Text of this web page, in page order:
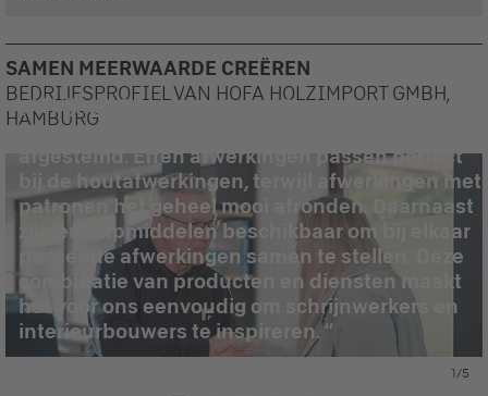
SAMEN MEERWAARDE CREËREN
BEDRIJFSPROFIEL VAN HOFA HOLZIMPORT GMBH,
HAMBURG
Al bijna 25 jaar merken we keer op keer dat de
Pfleiderer-collectie bijzonder goed op elkaar is
afgestemd. Effen afwerkingen passen perfect
bij de houtafwerkingen, terwijl afwerkingen met
patronen het geheel mooi afronden. Daarnaast
zijn er hulpmiddelen beschikbaar om bij elkaar
passende afwerkingen samen te stellen. Deze
combinatie van producten en diensten maakt
het voor ons eenvoudig om schrijnwerkers en
interieurbouwers te inspireren.
1/5